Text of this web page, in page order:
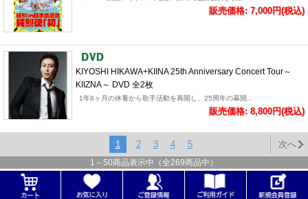
販売価格: 7,000円(税込)
KIYOSHI HIKAWA+KIINA 25th Anniversary Concert Tour～
KIIZNA～ DVD 全2枚
1年8ヶ月の休養から歌手活動を再開し、25周年の幕開..
販売価格: 8,800円(税込)
1 2 3 4 5 次へ
1 ～ 50商品表示中（全269商品中）